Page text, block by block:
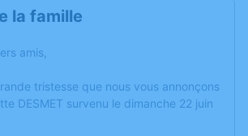
la famille
amis,
tristesse que nous vous annonçons
DESMET survenu le dimanche 22 juin